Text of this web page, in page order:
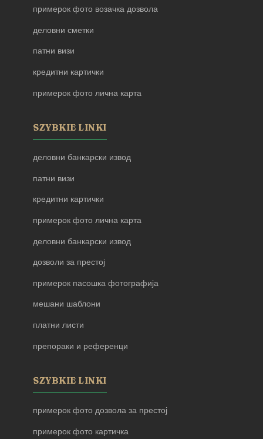
примерок фото возачка дозвола
деловни сметки
патни визи
кредитни картички
примерок фото лична карта
SZYBKIE LINKI
деловни банкарски извод
патни визи
кредитни картички
примерок фото лична карта
деловни банкарски извод
дозволи за престој
примерок пасошка фотографија
мешани шаблони
платни листи
препораки и референци
SZYBKIE LINKI
примерок фото дозвола за престој
примерок фото картичка